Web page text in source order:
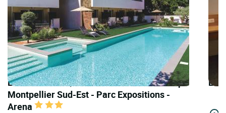
LOGIS HOTELS | Cit'Hotel Forme-hotel & Spa
Montpellier Sud-Est - Parc Expositions -
Arena